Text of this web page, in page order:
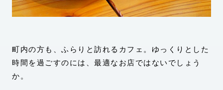
町内の方も、ふらりと訪れるカフェ。ゆっくりとした
時間を過ごすのには、最適なお店ではないでしょう
か。